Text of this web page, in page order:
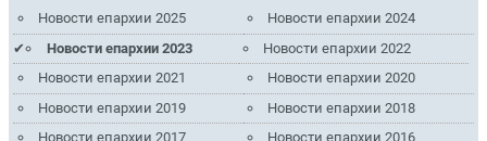
Новости епархии 2025
Новости епархии 2024
Новости епархии 2023
Новости епархии 2022
Новости епархии 2021
Новости епархии 2020
Новости епархии 2019
Новости епархии 2018
Новости епархии 2017
Новости епархии 2016